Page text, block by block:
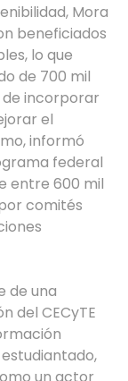
Mora
beneficiados
lo que
de 700 mil
incorporar
el
informó
federal
entre 600 mil
comités
de una
del CECyTE
un actor